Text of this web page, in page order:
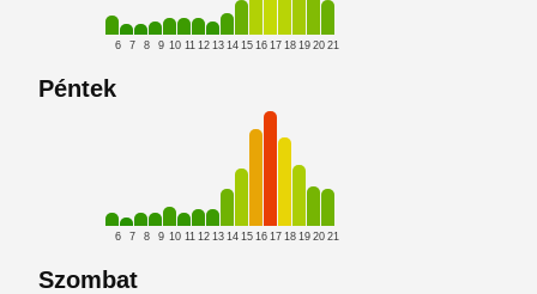
6 7 8 9 10 11 12 13 14 15 16 17 18 19 20 21
Péntek
6 7 8 9 10 11 12 13 14 15 16 17 18 19 20 21
Szombat